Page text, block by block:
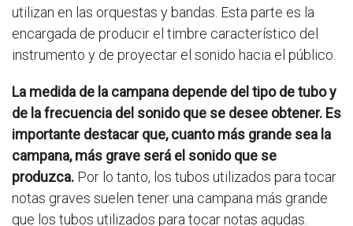
utilizan en las orquestas y bandas. Esta parte es la
encargada de producir el timbre característico del
instrumento y de proyectar el sonido hacia el público.
La medida de la campana depende del tipo de tubo y
de la frecuencia del sonido que se desee obtener. Es
importante destacar que, cuanto más grande sea la
campana, más grave será el sonido que se
produzca. Por lo tanto, los tubos utilizados para tocar
notas graves suelen tener una campana más grande
que los tubos utilizados para tocar notas agudas.